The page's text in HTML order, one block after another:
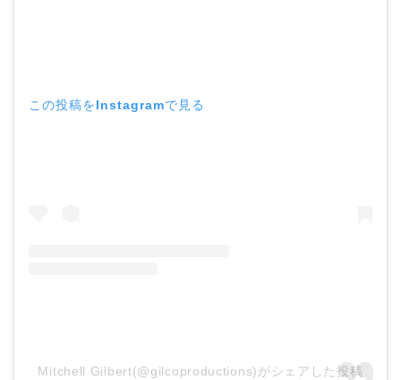
この投稿をInstagramで見る
Mitchell Gilbert(@gilcoproductions)がシェアした投稿